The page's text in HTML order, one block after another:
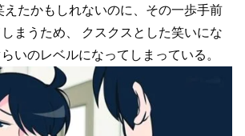
えたかもしれないのに、その一歩手前
まうため、
クスクスとした笑いにな
いのレベルになってしまっている。